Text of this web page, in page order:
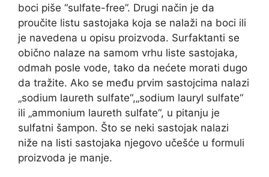
boci piše “sulfate-free”. Drugi način je da
proučite listu sastojaka koja se nalaži na boci ili
je navedena u opisu proizvoda. Surfaktanti se
obično nalaze na samom vrhu liste sastojaka,
odmah posle vode, tako da nećete morati dugo
da tražite. Ako se među prvim sastojcima nalazi
„sodium laureth sulfate“,„sodium lauryl sulfate“
ili „ammonium laureth sulfate“, u pitanju je
sulfatni šampon. Što se neki sastojak nalazi
niže na listi sastojaka njegovo učešće u formuli
proizvoda je manje.